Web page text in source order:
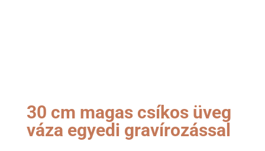
30 cm magas csíkos üveg
váza egyedi gravírozással